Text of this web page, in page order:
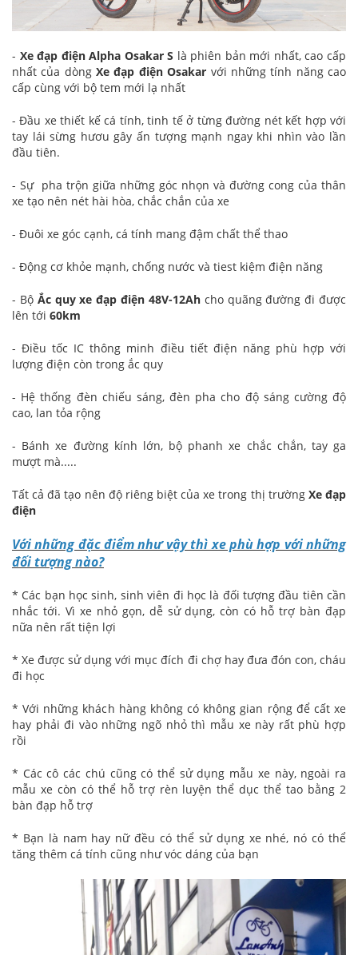
- Xe đạp điện Alpha Osakar S là phiên bản mới nhất, cao cấp
nhất của dòngXe đạp điệnOsakar với những tính năng cao
cấp cùng với bộ tem mới lạ nhất
- Đầu xe thiết kế cá tính, tinh tế ở từng đường nét kết hợp với
tay lái sừng hươu gây ấn tượng mạnh ngay khi nhìn vào lần
đầu tiên.
- Sự pha trộn giữa những góc nhọn và đường cong của thân
xe tạo nên nét hài hòa, chắc chắn của xe
- Đuôi xe góc cạnh, cá tính mang đậm chất thể thao
- Động cơ khỏe mạnh, chống nước và tiest kiệm điện năng
- Bộ Ắc quy xe đạp điện 48V-12Ahcho quãng đường đi được
lên tới 60km
- Điều tốc IC thông minh điều tiết điện năng phù hợp với
lượng điện còn trong ắc quy
- Hệ thống đèn chiếu sáng, đèn pha cho độ sáng cường độ
cao, lan tỏa rộng
- Bánh xe đường kính lớn, bộ phanh xe chắc chắn, tay ga
mượt mà.....
Tất cả đã tạo nên độ riêng biệt của xe trong thị trường Xe đạp
điện
Với những đặc điểm như vậy thì xe phù hợp với những
đối tượng nào?
* Các bạn học sinh, sinh viên đi học là đối tượng đầu tiên cần
nhắc tới. Vì xe nhỏ gọn, dễ sử dụng, còn có hỗ trợ bàn đạp
nữa nên rất tiện lợi
* Xe được sử dụng với mục đích đi chợ hay đưa đón con, cháu
đi học
* Với những khách hàng không có không gian rộng để cất xe
hay phải đi vào những ngõ nhỏ thì mẫu xe này rất phù hợp
rồi
* Các cô các chú cũng có thể sử dụng mẫu xe này, ngoài ra
mẫu xe còn có thể hỗ trợ rèn luyện thể dục thể tao bằng 2
bàn đạp hỗ trợ
* Bạn là nam hay nữ đều có thể sử dụng xe nhé, nó có thể
tăng thêm cá tính cũng như vóc dáng của bạn